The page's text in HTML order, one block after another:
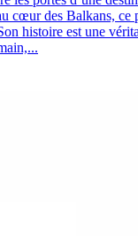
cœur des Balkans, ce
histoire est une